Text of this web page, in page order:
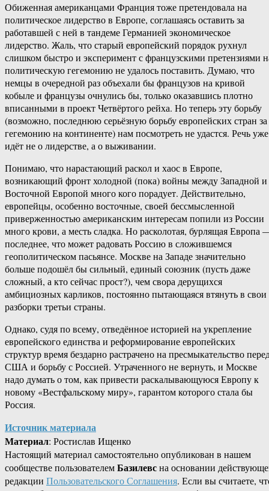
Обиженная американцами Франция тоже претендовала на
политическое лидерство в Европе, соглашаясь оставить за
работавшей с ней в тандеме Германией экономическое
лидерство. Жаль, что старый европейский порядок рухнул
слишком быстро и эксперимент с французскими претензиями
политическую гегемонию не удалось поставить. Думаю, что
немцы в очередной раз объехали бы французов на кривой
кобыле и французы очнулись бы, только оказавшись плотно
вписанными в проект Четвёртого рейха. Но теперь эту борьбу
(возможно, последнюю серьёзную борьбу европейских стран за
гегемонию на континенте) нам посмотреть не удастся. Речь уже
идёт не о лидерстве, а о выживании.
Понимаю, что нарастающий раскол и хаос в Европе,
возникающий фронт холодной (пока) войны между Западной и
Восточной Европой много кого порадует. Действительно,
европейцы, особенно восточные, своей бессмысленной
приверженностью американским интересам попили из России
много крови, а месть сладка. Но расколотая, бурлящая Европа
последнее, что может радовать Россию в сложившемся
геополитическом пасьянсе. Москве на Западе значительно
больше подошёл бы сильный, единый союзник (пусть даже
сложный, а кто сейчас прост?), чем свора дерущихся
амбициозных карликов, постоянно пытающаяся втянуть в свои
разборки третьи страны.
Однако, судя по всему, отведённое историей на укрепление
европейского единства и реформирование европейских
структур время бездарно растрачено на пресмыкательство
США и борьбу с Россией. Утраченного не вернуть, и Москве
надо думать о том, как привести раскалывающуюся Европу к
новому «Вестфальскому миру», гарантом которого стала бы
Россия.
Источник материала
Материал: Ростислав Ищенко
Настоящий материал самостоятельно опубликован в нашем
сообществе пользователемБазилевсна основании
редакции Пользовательского Соглашения. Если вы считаете,